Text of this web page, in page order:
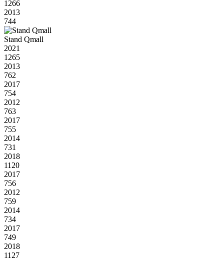
1266
2013
744
Stand Qmall
2021
1265
2013
762
2017
754
2012
763
2017
755
2014
731
2018
1120
2017
756
2012
759
2014
734
2017
749
2018
1127